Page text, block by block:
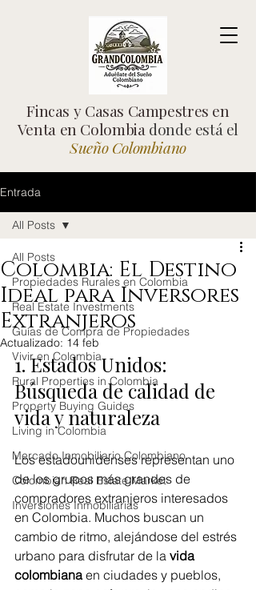
Fincas y Casas Campestres en
Venta en Colombia donde está el
Sueño Colombiano
Entrada
All Posts
Propiedades Rurales en Colombia
Real Estate Investments
Guías de Compra de Propiedades
Vivir en Colombia
Rural Properties in Colombia
Property Buying Guides
Living in Colombia
Mercado Inmobiliario Colombiano
Colombian Real Estate Market
Inversiones Inmobiliarias
All Posts
Colombia: El Destino
Ideal para Inversores
Extranjeros
Actualizado: 14 feb
1. Estados Unidos:
Búsqueda de calidad de
vida y naturaleza
Los estadounidenses representan uno
de los grupos más grandes de
compradores extranjeros interesados
en Colombia. Muchos buscan un
cambio de ritmo, alejándose del estrés
urbano para disfrutar de la vida
colombiana en ciudades y pueblos,